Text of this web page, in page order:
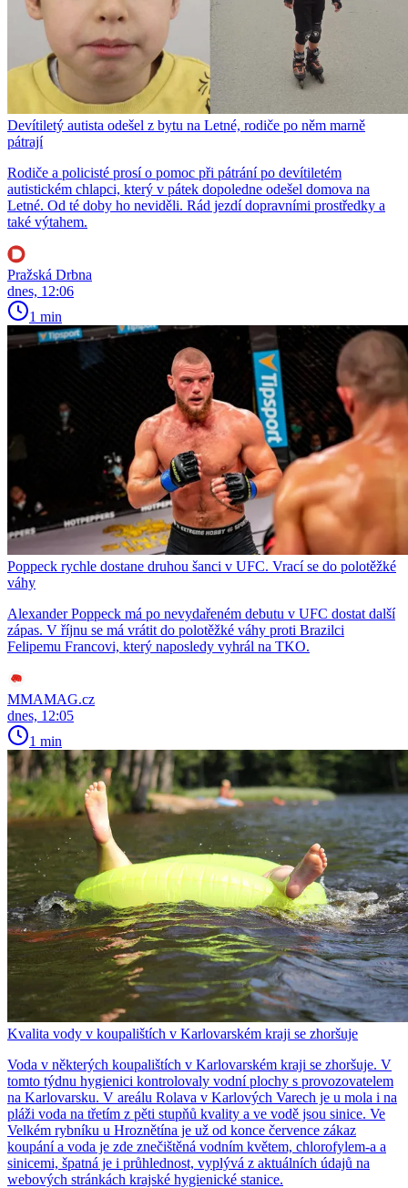
Devítiletý autista odešel z bytu na Letné, rodiče po něm marně
pátrají
Rodiče a policisté prosí o pomoc při pátrání po devítiletém
autistickém chlapci, který v pátek dopoledne odešel domova na
Letné. Od té doby ho neviděli. Rád jezdí dopravními prostředky a
také výtahem.
Pražská Drbna
dnes, 12:06
1 min
Poppeck rychle dostane druhou šanci v UFC. Vrací se do polotěžké
váhy
Alexander Poppeck má po nevydařeném debutu v UFC dostat další
zápas. V říjnu se má vrátit do polotěžké váhy proti Brazilci
Felipemu Francovi, který naposledy vyhrál na TKO.
MMAMAG.cz
dnes, 12:05
1 min
Kvalita vody v koupalištích v Karlovarském kraji se zhoršuje
Voda v některých koupalištích v Karlovarském kraji se zhoršuje. V
tomto týdnu hygienici kontrolovaly vodní plochy s provozovatelem
na Karlovarsku. V areálu Rolava v Karlových Varech je u mola i na
pláži voda na třetím z pěti stupňů kvality a ve vodě jsou sinice. Ve
Velkém rybníku u Hroznětína je už od konce července zákaz
koupání a voda je zde znečištěná vodním květem, chlorofylem-a a
sinicemi, špatná je i průhlednost, vyplývá z aktuálních údajů na
webových stránkách krajské hygienické stanice.